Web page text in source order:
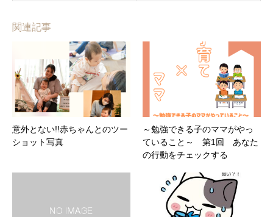
関連記事
意外とない!!赤ちゃんとのツー
ショット写真
～勉強できる子のママがやっ
ていること～ 第1回 あなた
の行動をチェックする